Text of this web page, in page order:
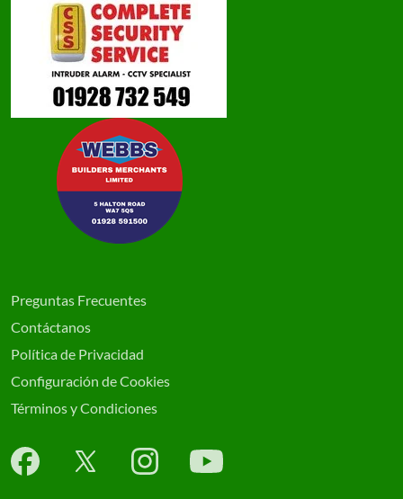
Preguntas Frecuentes
Contáctanos
Política de Privacidad
Configuración de Cookies
Términos y Condiciones